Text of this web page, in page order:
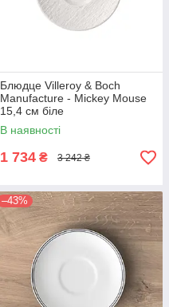
Блюдце Villeroy & Boch
Manufacture - Mickey Mouse
15,4 см біле
В наявності
1 734 ₴ 3 242 ₴
–43%